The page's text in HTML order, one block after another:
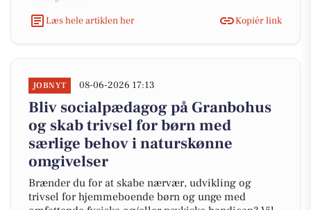
Læs hele artiklen her
Kopiér link
JOBNYT 08-06-2026 17:13
Bliv socialpædagog på Granbohus
og skab trivsel for børn med
særlige behov i naturskønne
omgivelser
Brænder du for at skabe nærvær, udvikling og
trivsel for hjemmeboende børn og unge med